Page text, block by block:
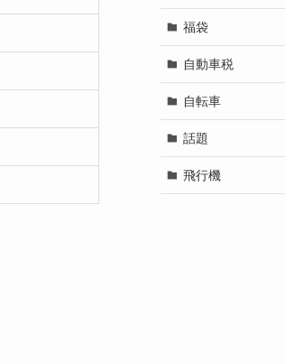
福袋
自動車税
自転車
話題
飛行機